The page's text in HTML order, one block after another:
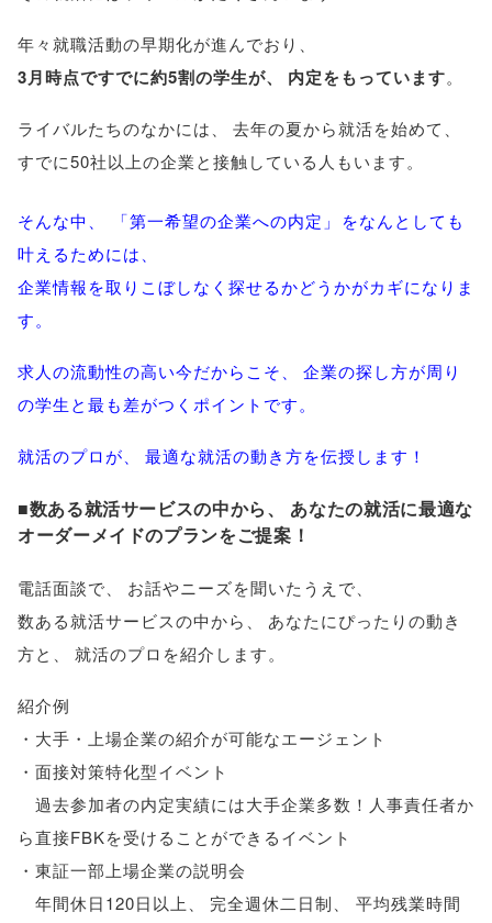
年々就職活動の早期化が進んでおり
3月時点ですでに約5割の学生が、 内定をもっています。
ライバルたちのなかには 去年の夏から就活を始めて
すでに50社以上の企業と接触している人もいます。
そんな中 、 「第一希望の企業への内定 」
をなんとしても
叶えるためには、
企業情報を取りこぼしなく探せるかどうかがカギになりま
す。
求人の流動性の高い今だからこそ、
企業の探し方が周り
の学生と最も差がつくポイントです。
就活のプロが、 最適な就活の動き方を伝授します！
■数ある就活サービスの中から、
あなたの就活に最適な
オーダーメイドのプランをご提案！
電話面談で お話やニーズを聞いたうえで
数ある就活サービスの中から
あなたにぴったりの動き
方と
就活のプロを紹介します。
紹介例
・大手・上場企業の紹介が可能なエージェント
・面接対策特化型イベント
過去参加者の内定実績には大手企業多数！人事責任者か
ら直接FBKを受けることができるイベント
・東証一部上場企業の説明会
年間休日120日以上
完全週休二日制
平均残業時間